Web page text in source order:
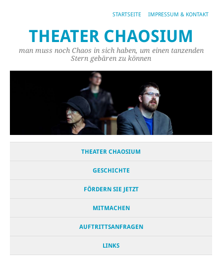
STARTSEITE IMPRESSUM & KONTAKT
THEATER CHAOSIUM
man muss noch Chaos in sich haben, um einen tanzenden
Stern gebären zu können
THEATER CHAOSIUM
GESCHICHTE
FÖRDERN SIE JETZT
MITMACHEN
AUFTRITTSANFRAGEN
LINKS